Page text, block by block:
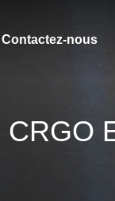
Contactez-nous
CRGO